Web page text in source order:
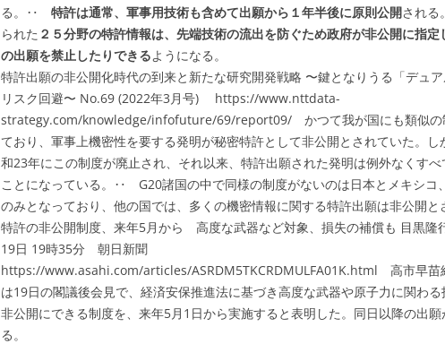
る。‥ 特許は通常、軍事用技術も含めて出願から１年半後に原則公開される
られた ２５分野の特許情報は、先端技術の流出を防ぐため政府が非公開に指定
の出願を禁止したりできるようになる。
特許出願の非公開化時代の到来と新たな研究開発戦略 〜鍵となりうる「デュ
リスク回避〜 No.69 (2022年3月号) https://www.nttdata-
strategy.com/knowledge/infofuture/69/report09/ かつて我が国にも類似
ており、軍事上機密性を要する発明が秘密特許として非公開とされていた。し
和23年にこの制度が廃止され、それ以来、特許出願された発明は例外なくすべ
ことになっている。‥ G20諸国の中で同様の制度がないのは日本とメキシコ
のみとなっており、他の国では、多くの機密情報に関する特許出願は非公開と
特許の非公開制度、来年5月から 高度な武器など対象、損失の補償も 目黒隆
19日 19時35分 朝日新聞
https://www.asahi.com/articles/ASRDM5TKCRDMULFA01K.html 高市早苗
は19日の閣議後会見で、経済安保推進法に基づき高度な武器や原子力に関わ
非公開にできる制度を、来年5月1日から実施すると表明した。同日以降の出願
る。